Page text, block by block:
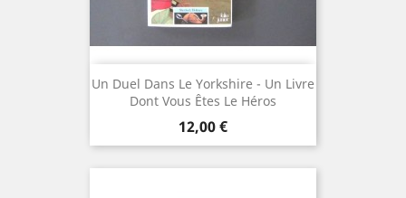
Un Duel Dans Le Yorkshire - Un Livre
Dont Vous Êtes Le Héros
Prix
12,00 €